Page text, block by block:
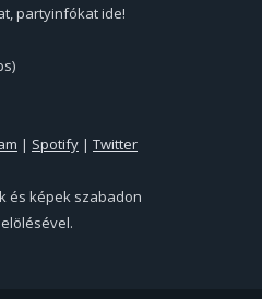
partyinfókat ide!
| Spotify | Twitter
és képek szabadon